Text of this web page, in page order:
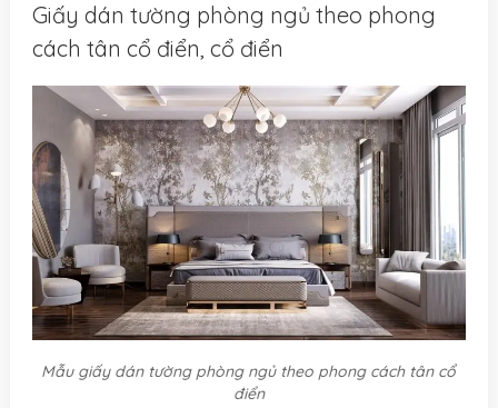
Giấy dán tường phòng ngủ theo phong
cách tân cổ điển, cổ điển
Mẫu giấy dán tường phòng ngủ theo phong cách tân cổ
điển